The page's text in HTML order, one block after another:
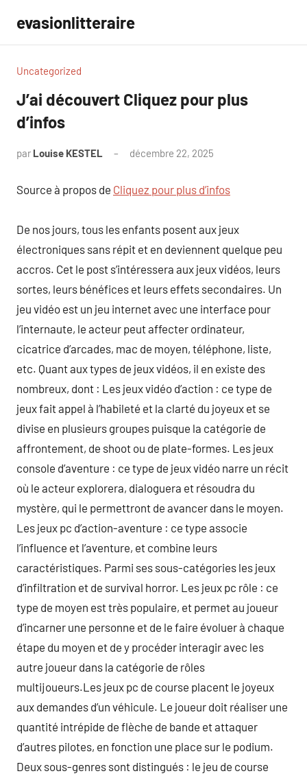
contenu
evasionlitteraire
Uncategorized
J’ai découvert Cliquez pour plus
d’infos
par Louise KESTEL décembre 22, 2025
Source à propos de Cliquez pour plus d’infos
De nos jours, tous les enfants posent aux jeux
électroniques sans répit et en deviennent quelque peu
accros. Cet le post s’intéressera aux jeux vidéos, leurs
sortes, leurs bénéfices et leurs effets secondaires. Un
jeu vidéo est un jeu internet avec une interface pour
l’internaute, le acteur peut affecter ordinateur,
cicatrice d’arcades, mac de moyen, téléphone, liste,
etc. Quant aux types de jeux vidéos, il en existe des
nombreux, dont : Les jeux vidéo d’action : ce type de
jeux fait appel à l’habileté et la clarté du joyeux et se
divise en plusieurs groupes puisque la catégorie de
affrontement, de shoot ou de plate-formes. Les jeux
console d’aventure : ce type de jeux vidéo narre un récit
où le acteur explorera, dialoguera et résoudra du
mystère, qui le permettront de avancer dans le moyen.
Les jeux pc d’action-aventure : ce type associe
l’influence et l’aventure, et combine leurs
caractéristiques. Parmi ses sous-catégories les jeux
d’infiltration et de survival horror. Les jeux pc rôle : ce
type de moyen est très populaire, et permet au joueur
d’incarner une personne et de le faire évoluer à chaque
étape du moyen et de y procéder interagir avec les
autre joueur dans la catégorie de rôles
multijoueurs.Les jeux pc de course placent le joyeux
aux demandes d’un véhicule. Le joueur doit réaliser une
quantité intrépide de flèche de bande et attaquer
d’autres pilotes, en fonction une place sur le podium.
Deux sous-genres sont distingués : le jeu de course